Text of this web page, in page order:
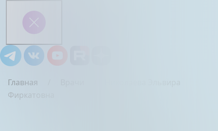
Главная
Фиркатовна